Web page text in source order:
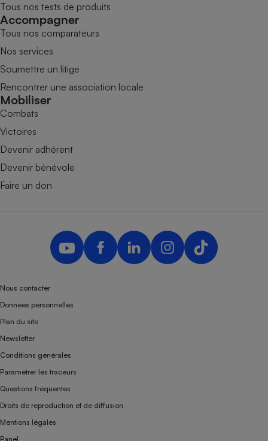
Tous nos tests de produits
Accompagner
Tous nos comparateurs
Nos services
Soumettre un litige
Rencontrer une association locale
Mobiliser
Combats
Victoires
Devenir adhérent
Devenir bénévole
Faire un don
Nous contacter
Données personnelles
Plan du site
Newsletter
Conditions générales
Paramétrer les traceurs
Questions fréquentes
Droits de reproduction et de diffusion
Mentions légales
Panel